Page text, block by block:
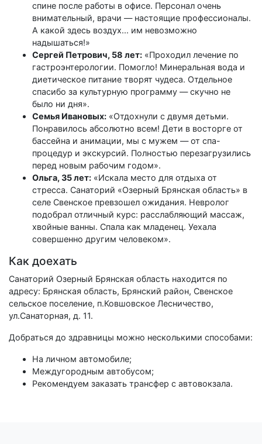
спине после работы в офисе. Персонал очень
внимательный, врачи — настоящие профессионалы.
А какой здесь воздух... им невозможно
надышаться!»
Сергей Петрович, 58 лет: «Проходил лечение по
гастроэнтерологии. Помогло! Минеральная вода и
диетическое питание творят чудеса. Отдельное
спасибо за культурную программу — скучно не
было ни дня».
Семья Ивановых: «Отдохнули с двумя детьми.
Понравилось абсолютно всем! Дети в восторге от
бассейна и анимации, мы с мужем — от спа-
процедур и экскурсий. Полностью перезагрузились
перед новым рабочим годом».
Ольга, 35 лет: «Искала место для отдыха от
стресса. Санаторий «Озерный Брянская область» в
селе Свенское превзошел ожидания. Невролог
подобрал отличный курс: расслабляющий массаж,
хвойные ванны. Спала как младенец. Уехала
совершенно другим человеком».
Как доехать
Санаторий Озерный Брянская область находится по
адресу: Брянская область, Брянский район, Свенское
сельское поселение, п.Ковшовское Лесничество,
ул.Санаторная, д. 11.
Добраться до здравницы можно несколькими способами:
На личном автомобиле;
Междугородным автобусом;
Рекомендуем заказать трансфер с автовокзала.